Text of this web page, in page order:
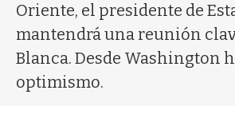
Oriente, el presidente de
mantendrá una reunión
Blanca. Desde Washington
optimismo.